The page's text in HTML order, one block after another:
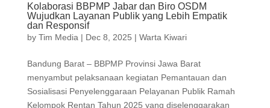
Kolaborasi BBPMP Jabar dan Biro OSDM
Wujudkan Layanan Publik yang Lebih Empatik
dan Responsif
by Tim Media | Dec 8, 2025 | Warta Kiwari
Bandung Barat – BBPMP Provinsi Jawa Barat
menyambut pelaksanaan kegiatan Pemantauan dan
Sosialisasi Penyelenggaraan Pelayanan Publik Ramah
Kelompok Rentan Tahun 2025 yang diselenggarakan